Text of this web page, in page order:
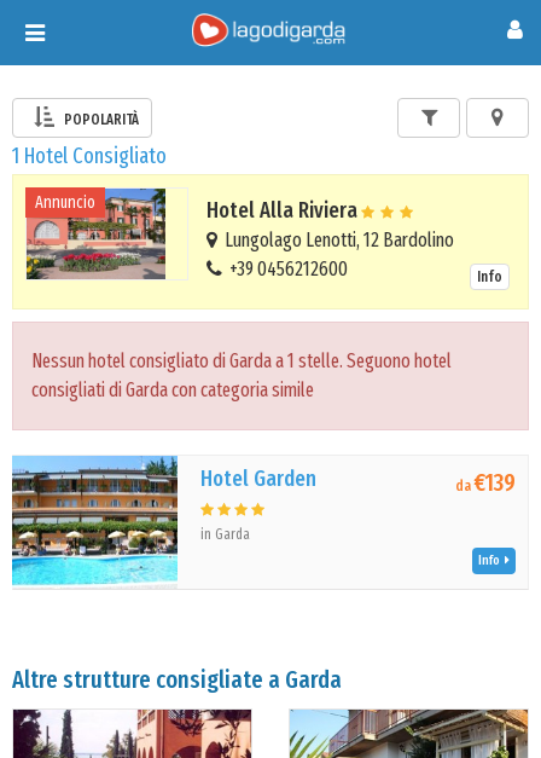
Toggle
navigation
POPOLARITÀ
1 Hotel Consigliato
Annuncio Hotel Alla Riviera
Lungolago Lenotti, 12 Bardolino
+39 0456212600
Info
Nessun hotel consigliato di Garda a 1 stelle. Seguono hotel
consigliati di Garda con categoria simile
Hotel Garden
in Garda
da€139
Info
Altre strutture consigliate a Garda